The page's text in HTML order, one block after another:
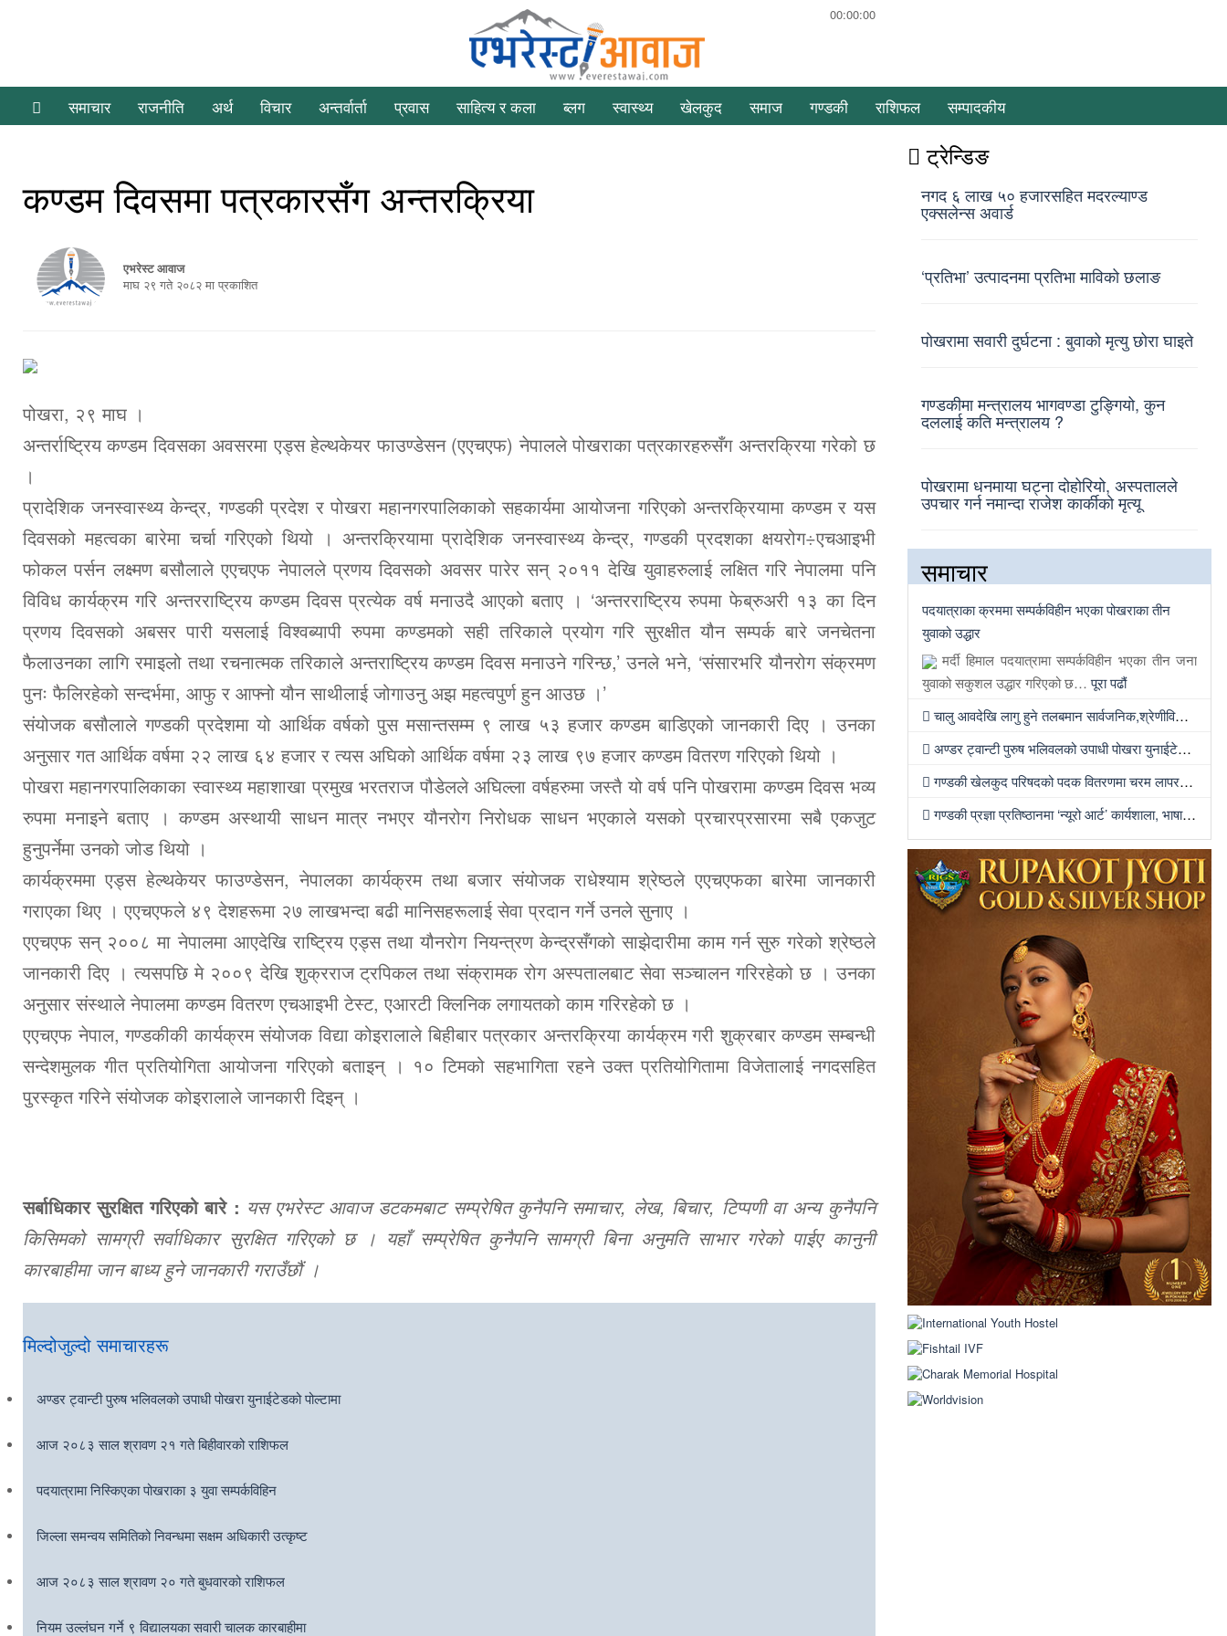
00:00:00
समाचार राजनीति अर्थ विचार अन्तर्वार्ता प्रवास साहित्य र कला ब्लग स्वास्थ्य खेलकुद समाज गण्डकी राशिफल सम्पादकीय
कण्डम दिवसमा पत्रकारसँग अन्तरक्रिया
एभरेस्ट आवाज
माघ २९ गते २०८२ मा प्रकाशित
पोखरा, २९ माघ ।
अन्तर्राष्ट्रिय कण्डम दिवसका अवसरमा एड्स हेल्थकेयर फाउण्डेसन (एएचएफ) नेपालले पोखराका पत्रकारहरुसँग अन्तरक्रिया गरेको छ
।
प्रादेशिक जनस्वास्थ्य केन्द्र, गण्डकी प्रदेश र पोखरा महानगरपालिकाको सहकार्यमा आयोजना गरिएको अन्तरक्रियामा कण्डम र यस
दिवसको महत्वका बारेमा चर्चा गरिएको थियो । अन्तरक्रियामा प्रादेशिक जनस्वास्थ्य केन्द्र, गण्डकी प्रदशका क्षयरोग÷एचआइभी
फोकल पर्सन लक्ष्मण बसौलाले एएचएफ नेपालले प्रणय दिवसको अवसर पारेर सन् २०११ देखि युवाहरुलाई लक्षित गरि नेपालमा पनि
विविध कार्यक्रम गरि अन्तरराष्ट्रिय कण्डम दिवस प्रत्येक वर्ष मनाउदै आएको बताए । ‘अन्तरराष्ट्रिय रुपमा फेब्रुअरी १३ का दिन
प्रणय दिवसको अबसर पारी यसलाई विश्वब्यापी रुपमा कण्डमको सही तरिकाले प्रयोग गरि सुरक्षीत यौन सम्पर्क बारे जनचेतना
फैलाउनका लागि रमाइलो तथा रचनात्मक तरिकाले अन्तराष्ट्रिय कण्डम दिवस मनाउने गरिन्छ,’ उनले भने, ‘संसारभरि यौनरोग संक्रमण
पुनः फैलिरहेको सन्दर्भमा, आफु र आफ्नो यौन साथीलाई जोगाउनु अझ महत्वपुर्ण हुन आउछ ।’
संयोजक बसौलाले गण्डकी प्रदेशमा यो आर्थिक वर्षको पुस मसान्तसम्म ९ लाख ५३ हजार कण्डम बाडिएको जानकारी दिए । उनका
अनुसार गत आर्थिक वर्षमा २२ लाख ६४ हजार र त्यस अघिको आर्थिक वर्षमा २३ लाख ९७ हजार कण्डम वितरण गरिएको थियो ।
पोखरा महानगरपालिकाका स्वास्थ्य महाशाखा प्रमुख भरतराज पौडेलले अघिल्ला वर्षहरुमा जस्तै यो वर्ष पनि पोखरामा कण्डम दिवस भव्य
रुपमा मनाइने बताए । कण्डम अस्थायी साधन मात्र नभएर यौनरोग निरोधक साधन भएकाले यसको प्रचारप्रसारमा सबै एकजुट
हुनुपर्नेमा उनको जोड थियो ।
कार्यक्रममा एड्स हेल्थकेयर फाउण्डेसन, नेपालका कार्यक्रम तथा बजार संयोजक राधेश्याम श्रेष्ठले एएचएफका बारेमा जानकारी
गराएका थिए । एएचएफले ४९ देशहरूमा २७ लाखभन्दा बढी मानिसहरूलाई सेवा प्रदान गर्ने उनले सुनाए ।
एएचएफ सन् २००८ मा नेपालमा आएदेखि राष्ट्रिय एड्स तथा यौनरोग नियन्त्रण केन्द्रसँगको साझेदारीमा काम गर्न सुरु गरेको श्रेष्ठले
जानकारी दिए । त्यसपछि मे २००९ देखि शुक्रराज ट्रपिकल तथा संक्रामक रोग अस्पतालबाट सेवा सञ्चालन गरिरहेको छ । उनका
अनुसार संस्थाले नेपालमा कण्डम वितरण एचआइभी टेस्ट, एआरटी क्लिनिक लगायतको काम गरिरहेको छ ।
एएचएफ नेपाल, गण्डकीकी कार्यक्रम संयोजक विद्या कोइरालाले बिहीबार पत्रकार अन्तरक्रिया कार्यक्रम गरी शुक्रबार कण्डम सम्बन्धी
सन्देशमुलक गीत प्रतियोगिता आयोजना गरिएको बताइन् । १० टिमको सहभागिता रहने उक्त प्रतियोगितामा विजेतालाई नगदसहित
पुरस्कृत गरिने संयोजक कोइरालाले जानकारी दिइन् ।
सर्बाधिकार सुरक्षित गरिएको बारे : यस एभरेस्ट आवाज डटकमबाट सम्प्रेषित कुनैपनि समाचार, लेख, बिचार, टिप्पणी वा अन्य कुनैपनि
किसिमको सामग्री सर्वाधिकार सुरक्षित गरिएको छ । यहाँ सम्प्रेषित कुनैपनि सामग्री बिना अनुमति साभार गरेको पाईए कानुनी
कारबाहीमा जान बाध्य हुने जानकारी गराउँछौं ।
मिल्दोजुल्दो समाचारहरू
अण्डर ट्वान्टी पुरुष भलिवलको उपाधी पोखरा युनाईटेडको पोल्टामा
आज २०८३ साल श्रावण २१ गते बिहीवारको राशिफल
पदयात्रामा निस्किएका पोखराका ३ युवा सम्पर्कविहिन
जिल्ला समन्वय समितिको निवन्धमा सक्षम अधिकारी उत्कृष्ट
आज २०८३ साल श्रावण २० गते बुधवारको राशिफल
नियम उल्लंघन गर्ने ९ विद्यालयका सवारी चालक कारबाहीमा
ट्रेन्डिङ
नगद ६ लाख ५० हजारसहित मदरल्याण्ड
एक्सलेन्स अवार्ड
‘प्रतिभा’ उत्पादनमा प्रतिभा माविको छलाङ
पोखरामा सवारी दुर्घटना : बुवाको मृत्यु छोरा घाइते
गण्डकीमा मन्त्रालय भागवण्डा टुङ्गियो, कुन
दललाई कति मन्त्रालय ?
पोखरामा धनमाया घट्ना दोहोरियो, अस्पतालले
उपचार गर्न नमान्दा राजेश कार्कीको मृत्यू
समाचार
पदयात्राका क्रममा सम्पर्कविहीन भएका पोखराका तीन
युवाको उद्धार
मर्दी हिमाल पदयात्रामा सम्पर्कविहीन भएका तीन जना
युवाको सकुशल उद्धार गरिएको छ…पूरा पढौं
चालु आवदेखि लागु हुने तलबमान सार्वजनिक,श्रेणीविहीन कर्मचारीको २९ हजार, मुख्य सचिवको ९० हजार बढी
अण्डर ट्वान्टी पुरुष भलिवलको उपाधी पोखरा युनाईटेडको पोल्टामा
गण्डकी खेलकुद परिषदको पदक वितरणमा चरम लापरवाही र मिलेमतो
गण्डकी प्रज्ञा प्रतिष्ठानमा ‘न्यूरो आर्ट’ कार्यशाला, भाषा शुद्धता अभियानदेखि अनुसन्धान प्रवर्द्धनसम्मका कार्यक्रम हुँदै